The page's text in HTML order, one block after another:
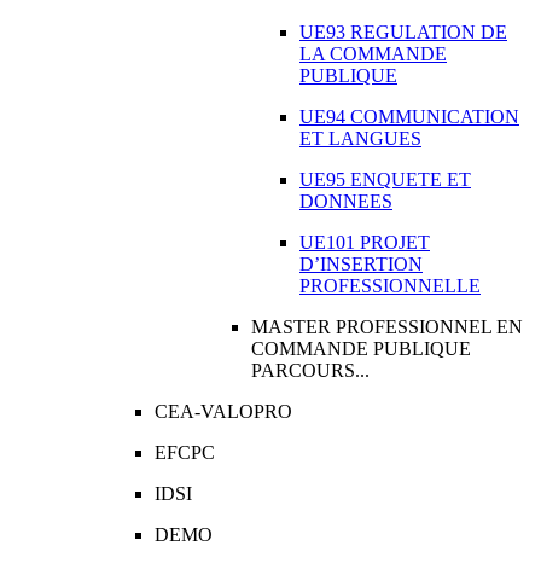
UE93 REGULATION DE
LA COMMANDE
PUBLIQUE
UE94 COMMUNICATION
ET LANGUES
UE95 ENQUETE ET
DONNEES
UE101 PROJET
D’INSERTION
PROFESSIONNELLE
MASTER PROFESSIONNEL EN
COMMANDE PUBLIQUE
PARCOURS...
CEA-VALOPRO
EFCPC
IDSI
DEMO